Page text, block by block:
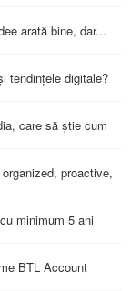
arată bine, dar...
tendințele digitale?
care să știe cum
proactive,
minimum 5 ani
BTL Account